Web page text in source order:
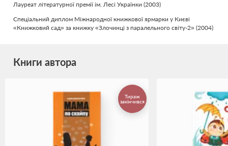
Лауреат літературної премії ім. Лесі Українки (2003)
Спеціальний диплом Міжнародної книжкової ярмарки у Києві
«Книжковий сад» за книжку «Злочинці з паралельного світу-2» (2004)
Книги автора
Тираж
закінчився